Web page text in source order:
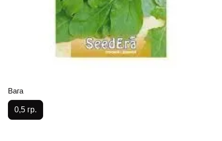
Вага
0,5 гр.